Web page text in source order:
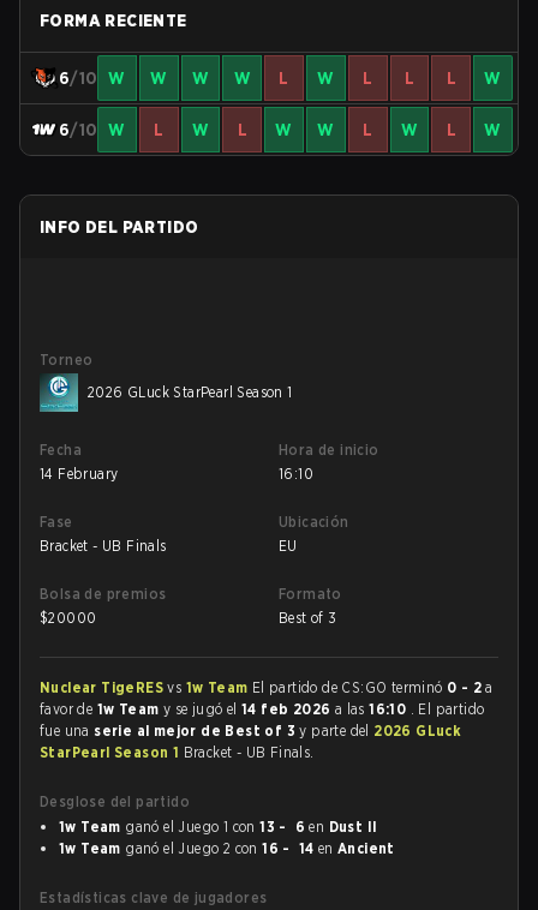
FORMA RECIENTE
6/10 W W W W L W L L L W
6/10 W L W L W W L W L W
INFO DEL PARTIDO
Torneo
2026 GLuck StarPearl Season 1
Fecha
14 February
Hora de inicio
16:10
Fase
Bracket - UB Finals
Ubicación
EU
Bolsa de premios
$20000
Formato
Best of 3
Nuclear TigeRESvs 1w Team El partido de CS:GO terminó 0 - 2 a
favor de 1w Team y se jugó el14 feb 2026 a las16:10 . El partido
fue una serie al mejor de Best of 3y parte del 2026 GLuck
StarPearl Season 1 Bracket - UB Finals.
Desglose del partido
1w Team ganó el Juego 1 con13 - 6 en Dust II
1w Team ganó el Juego 2 con16 - 14 enAncient
Estadísticas clave de jugadores